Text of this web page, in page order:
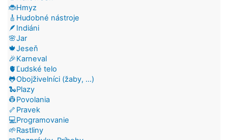
🐞Hmyz
🎸Hudobné nástroje
🪶Indiáni
🌸Jar
🍁Jeseň
🎉Karneval
🫀Ľudské telo
🐸Obojživelníci (žaby, ...)
🐍Plazy
👷Povolania
🦴Pravek
💻Programovanie
🌱Rastliny